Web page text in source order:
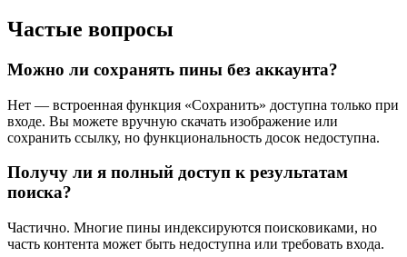
Частые вопросы
Можно ли сохранять пины без аккаунта?
Нет — встроенная функция «Сохранить» доступна только при
входе. Вы можете вручную скачать изображение или
сохранить ссылку, но функциональность досок недоступна.
Получу ли я полный доступ к результатам
поиска?
Частично. Многие пины индексируются поисковиками, но
часть контента может быть недоступна или требовать входа.